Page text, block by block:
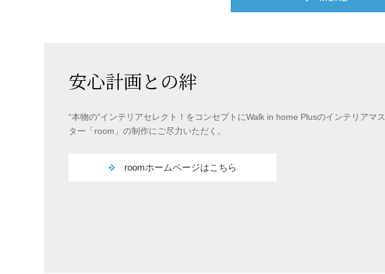
安心計画との絆
“本物の”インテリアセレクト！をコンセプトにWalk in home Plusのインテリアマス
ター「room」の制作にご尽力いただく。
roomホームページはこちら